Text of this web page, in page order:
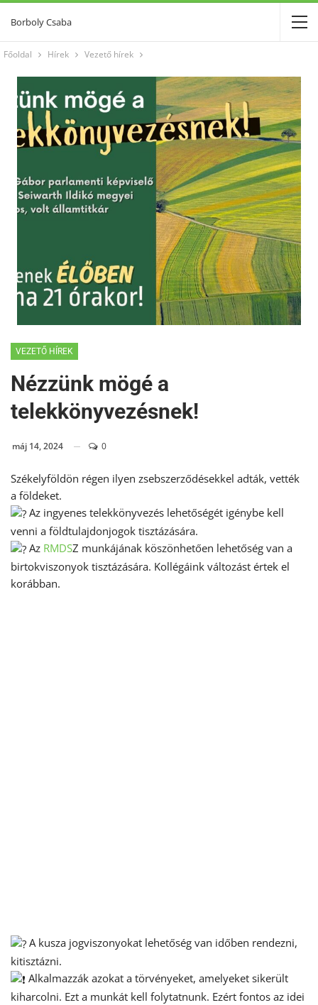
Borboly Csaba
Főoldal Hírek Vezető hírek
VEZETŐ HÍREK
Nézzünk mögé a
telekkönyvezésnek!
máj 14, 2024 0
Székelyföldön régen ilyen zsebszerződésekkel adták, vették
a földeket.
Az ingyenes telekkönyvezés lehetőségét igénybe kell
venni a földtulajdonjogok tisztázására.
Az RMDSZ munkájának köszönhetően lehetőség van a
birtokviszonyok tisztázására. Kollégáink változást értek el
korábban.
A kusza jogviszonyokat lehetőség van időben rendezni,
kitisztázni.
Alkalmazzák azokat a törvényeket, amelyeket sikerült
kiharcolni. Ezt a munkát kell folytatnunk. Ezért fontos az idei